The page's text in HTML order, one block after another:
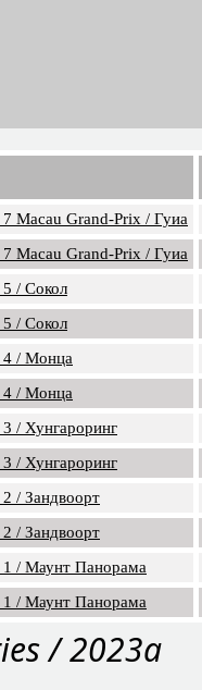
Macau Grand-Prix / Гуиа
Macau Grand-Prix / Гуиа
/ Сокол
/ Сокол
4 / Монца
4 / Монца
/ Хунгароринг
/ Хунгароринг
/ Зандвоорт
/ Зандвоорт
1 / Маунт Панорама
1 / Маунт Панорама
/ 2023a